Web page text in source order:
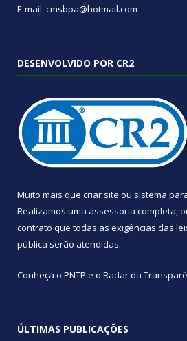
E-mail: cmsbpa@hotmail.com
DESENVOLVIDO POR CR2
Muito mais que criar site ou sistema
Realizamos uma assessoria completa,
contrato que todas as exigências das
pública serão atendidas.
Conheça o PNTP e o Radar da
ÚLTIMAS PUBLICAÇÕES